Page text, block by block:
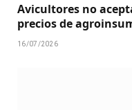
Avicultores no
precios de
16/07/2026